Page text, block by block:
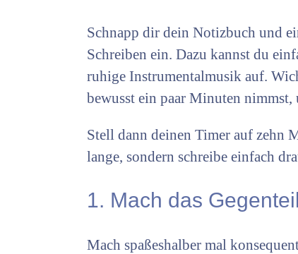
Schnapp dir dein Notizbuch und
Schreiben ein. Dazu kannst du
ruhige Instrumentalmusik auf.
bewusst ein paar Minuten
Stell dann deinen Timer auf zehn
lange, sondern schreibe einfach
1. Mach das Gegenteil
Mach spaßeshalber mal